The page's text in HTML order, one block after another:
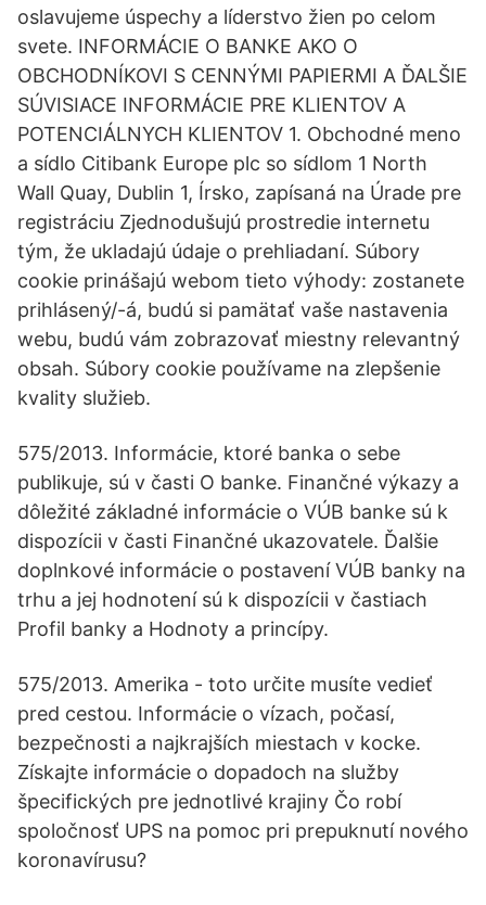
oslavujeme úspechy a líderstvo žien po celom
svete. INFORMÁCIE O BANKE AKO O
OBCHODNÍKOVI S CENNÝMI PAPIERMI A ĎALŠIE
SÚVISIACE INFORMÁCIE PRE KLIENTOV A
POTENCIÁLNYCH KLIENTOV 1. Obchodné meno
a sídlo Citibank Europe plc so sídlom 1 North
Wall Quay, Dublin 1, Írsko, zapísaná na Úrade pre
registráciu Zjednodušujú prostredie internetu
tým, že ukladajú údaje o prehliadaní. Súbory
cookie prinášajú webom tieto výhody: zostanete
prihlásený/-á, budú si pamätať vaše nastavenia
webu, budú vám zobrazovať miestny relevantný
obsah. Súbory cookie používame na zlepšenie
kvality služieb.
575/2013. Informácie, ktoré banka o sebe
publikuje, sú v časti O banke. Finančné výkazy a
dôležité základné informácie o VÚB banke sú k
dispozícii v časti Finančné ukazovatele. Ďalšie
doplnkové informácie o postavení VÚB banky na
trhu a jej hodnotení sú k dispozícii v častiach
Profil banky a Hodnoty a princípy.
575/2013. Amerika - toto určite musíte vedieť
pred cestou. Informácie o vízach, počasí,
bezpečnosti a najkrajších miestach v kocke.
Získajte informácie o dopadoch na služby
špecifických pre jednotlivé krajiny Čo robí
spoločnosť UPS na pomoc pri prepuknutí nového
koronavírusu?